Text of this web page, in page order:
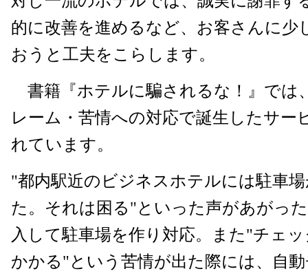
的に改善を進めるなど、お客さんに少
おうと工夫をこらします。
書籍『ホテルに騙されるな！』では
レーム・苦情への対応で誕生したサー
れています。
"都内駅近のビジネスホテルには駐車
た。それは困る"といった声があがっ
入して駐車場を作り対応。また"チェ
かかる"という苦情が出た際には、自